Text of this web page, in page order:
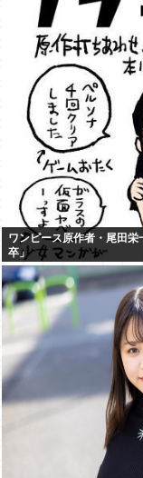
ワンピース原作者・尾田
卒」